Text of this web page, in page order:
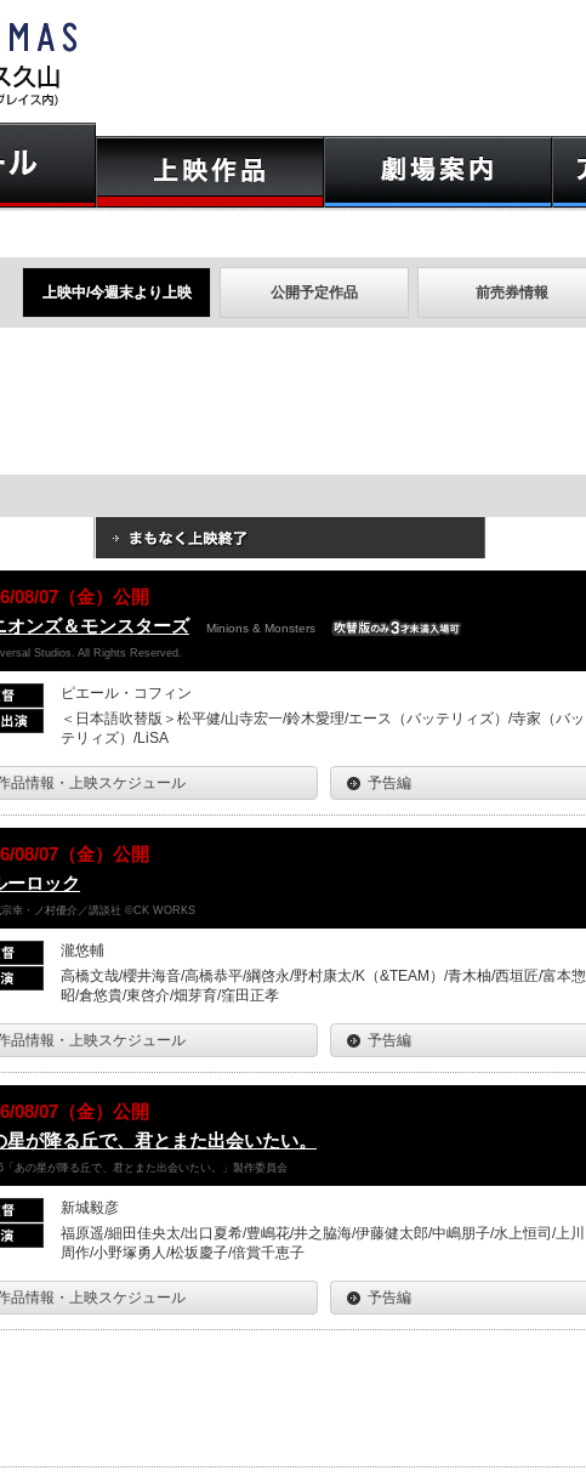
上映中/今週末より上映 公開予定作品 前売券情報
08/07（金）公開
オンズ＆モンスターズ
Minions & Monsters
Studios. All Rights Reserved.
ピエール・コフィン
＜日本語吹替版＞松平健/山寺宏一/鈴木愛理/エース（バッテリィズ）/寺家（バッ
テリィズ）/LiSA
品情報・上映スケジュール 予告編
08/07（金）公開
ーロック
幸・ノ村優介／講談社 ©CK WORKS
瀧悠輔
高橋文哉/櫻井海音/高橋恭平/綱啓永/野村康太/K（&TEAM）/青木柚/西垣匠/富本惣
昭/倉悠貴/東啓介/畑芽育/窪田正孝
品情報・上映スケジュール 予告編
08/07（金）公開
星が降る丘で、君とまた出会いたい。
あの星が降る丘で、君とまた出会いたい。」製作委員会
新城毅彦
福原遥/細田佳央太/出口夏希/豊嶋花/井之脇海/伊藤健太郎/中嶋朋子/水上恒司/上川
周作/小野塚勇人/松坂慶子/倍賞千恵子
品情報・上映スケジュール 予告編